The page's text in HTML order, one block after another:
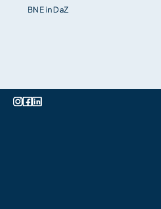
BNE in DaZ